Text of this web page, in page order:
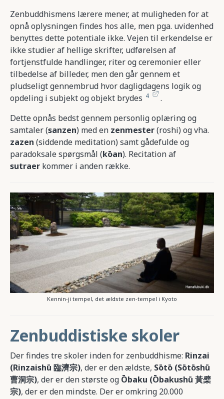
Zenbuddhismens lærere mener, at muligheden for at
opnå oplysningen findes hos alle, men pga. uvidenhed
benyttes dette potentiale ikke. Vejen til erkendelse er
ikke studier af hellige skrifter, udførelsen af
fortjenstfulde handlinger, riter og ceremonier eller
tilbedelse af billeder, men den går gennem et
pludseligt gennembrud hvor dagligdagens logik og
opdeling i subjekt og objekt brydes 4
.
Dette opnås bedst gennem personlig oplæring og
samtaler (sanzen) med en zenmester(roshi) og vha.
zazen (siddende meditation) samt gådefulde og
paradoksale spørgsmål (kōan). Recitation af
sutraer kommer i anden række.
Kennin-ji tempel, det ældste zen-tempel i Kyoto
Zenbuddistiske skoler
Der findes tre skoler inden for zenbuddhisme: Rinzai
(Rinzaishū 臨濟宗), der er den ældste, Sōtō (Sōtōshū
曹洞宗), der er den største og Ōbaku (Ōbakushū 黃檗
宗), der er den mindste. Der er omkring 20.000